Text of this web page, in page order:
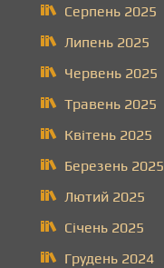
Серпень 2025
Липень 2025
Червень 2025
Травень 2025
Квітень 2025
Березень 2025
Лютий 2025
Січень 2025
Грудень 2024